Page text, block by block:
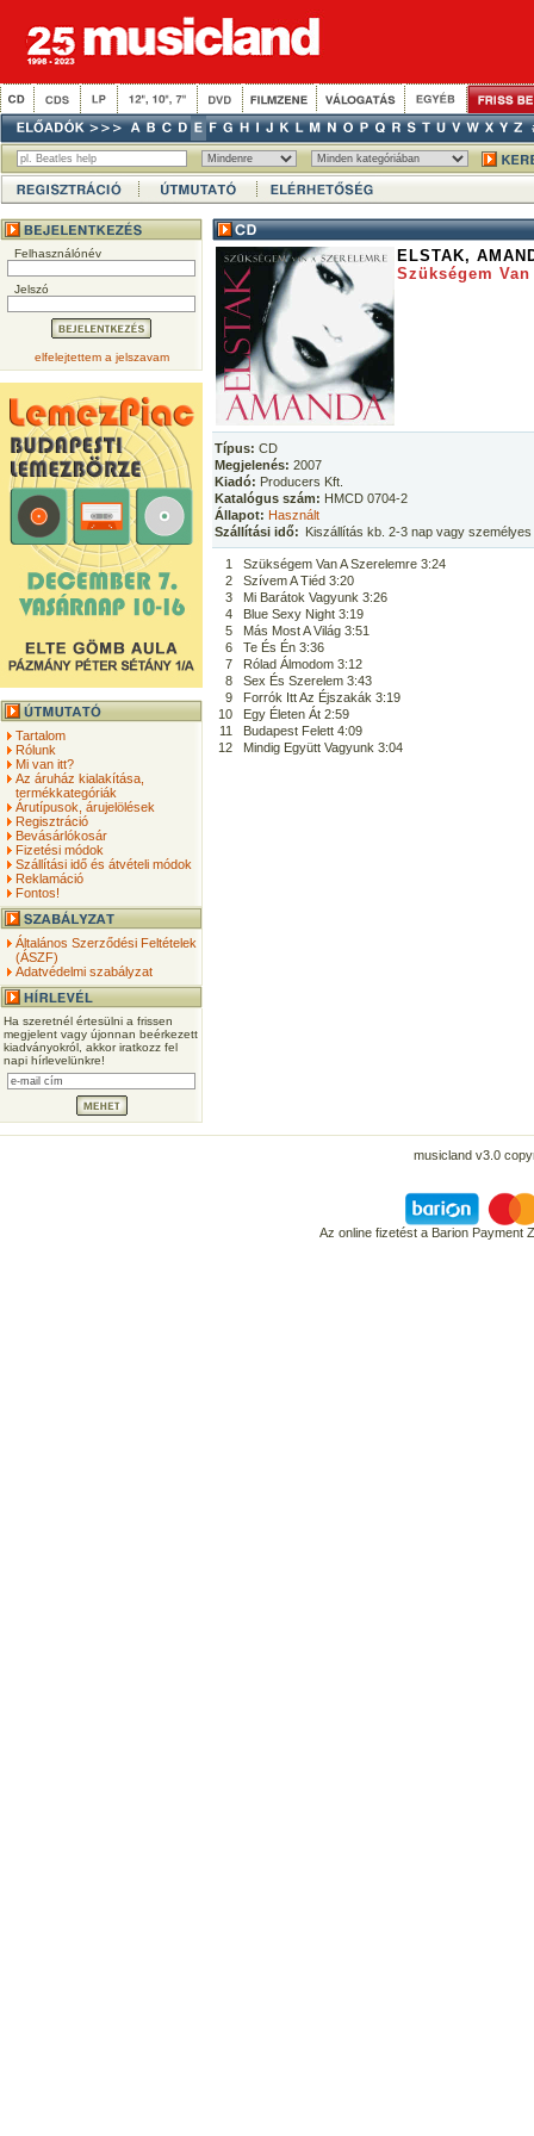
Felhasználónév
Jelszó
elfelejtettem a jelszavam
Tartalom
Rólunk
Mi van itt?
Az áruház kialakítása,
termékkategóriák
Árutípusok, árujelölések
Regisztráció
Bevásárlókosár
Fizetési módok
Szállítási idő és átvételi módok
Reklamáció
Fontos!
Általános Szerződési Feltételek
(ÁSZF)
Adatvédelmi szabályzat
Ha szeretnél értesülni a frissen
megjelent vagy újonnan beérkezett
kiadványokról, akkor iratkozz fel
napi hírlevelünkre!
ELSTAK,
Szükségem
Típus: CD
Megjelenés: 2007
Kiadó: Producers Kft.
Katalógus szám: HMCD 0704-2
Állapot: Használt
Szállítási idő: Kiszállítás kb. 2-3 nap vagy
1
Szükségem Van A Szerelemre 3:24
2
Szívem A Tiéd 3:20
3
Mi Barátok Vagyunk 3:26
4
Blue Sexy Night 3:19
5
Más Most A Világ 3:51
6
Te És Én 3:36
7
Rólad Álmodom 3:12
8
Sex És Szerelem 3:43
9
Forrók Itt Az Éjszakák 3:19
10
Egy Életen Át 2:59
11
Budapest Felett 4:09
12
Mindig Együtt Vagyunk 3:04
musicland v3.0
Az online fizetést a Barion Payment